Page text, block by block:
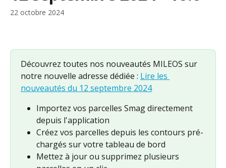
22 octobre 2024
Découvrez toutes nos nouveautés MILEOS sur
notre nouvelle adresse dédiée : Lire les
nouveautés du 12 septembre 2024
Importez vos parcelles Smag directement
depuis l'application
Créez vos parcelles depuis les contours pré-
chargés sur votre tableau de bord
Mettez à jour ou supprimez plusieurs